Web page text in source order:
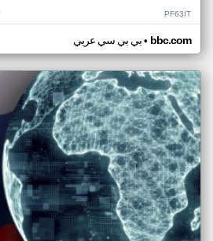
PF63IT
بي بي سي عربي• bbc.com